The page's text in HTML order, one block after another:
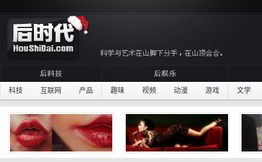
科技 互联网 产品 趣味 视频 动漫 游戏 文学